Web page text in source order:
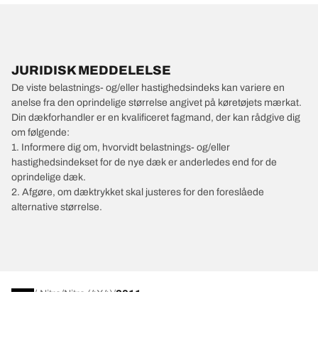
JURIDISK MEDDELELSE
De viste belastnings- og/eller hastighedsindeks kan variere en
anelse fra den oprindelige størrelse angivet på køretøjets mærkat.
Din dækforhandler er en kvalificeret fagmand, der kan rådgive dig
om følgende:
1. Informere dig om, hvorvidt belastnings- og/eller
hastighedsindekset for de nye dæk er anderledes end for de
oprindelige dæk.
2. Afgøre, om dæktrykket skal justeres for den foreslåede
alternative størrelse.
/ Nitro Nitro (4X4) 2011